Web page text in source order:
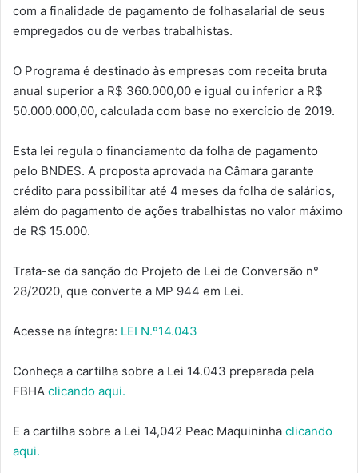
com a finalidade de pagamento de folhasalarial de seus
empregados ou de verbas trabalhistas.
O Programa é destinado às empresas com receita bruta
anual superior a R$ 360.000,00 e igual ou inferior a R$
50.000.000,00, calculada com base no exercício de 2019.
Esta lei regula o financiamento da folha de pagamento
pelo BNDES. A proposta aprovada na Câmara garante
crédito para possibilitar até 4 meses da folha de salários,
além do pagamento de ações trabalhistas no valor máximo
de R$ 15.000.
Trata-se da sanção do Projeto de Lei de Conversão n°
28/2020, que converte a MP 944 em Lei.
Acesse na íntegra: LEI N.º14.043
Conheça a cartilha sobre a Lei 14.043 preparada pela
FBHA clicando aqui.
E a cartilha sobre a Lei 14,042 Peac Maquininha clicando
aqui.